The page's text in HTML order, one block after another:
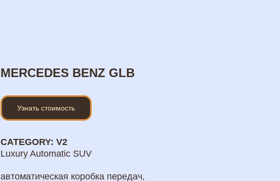
MERCEDES BENZ GLB
Узнать стоимость
CATEGORY: V2
Luxury Automatic SUV
автоматическая коробка передач,